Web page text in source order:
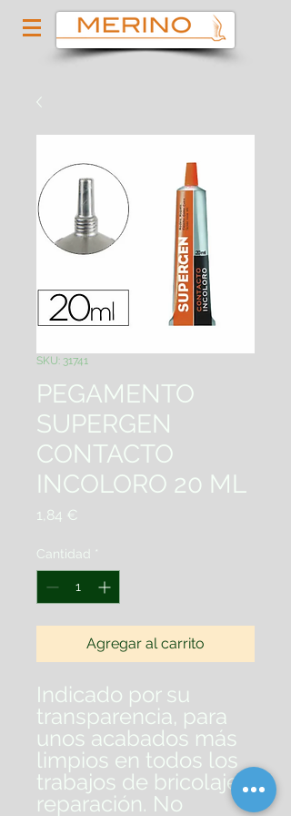
SKU: 31741
PEGAMENTO
SUPERGEN
CONTACTO
INCOLORO 20 ML
1,84 €
Cantidad *
Agregar al carrito
Indicado por su
transparencia, para
unos acabados más
limpios en todos los
trabajos de bricolaje y
reparación. No